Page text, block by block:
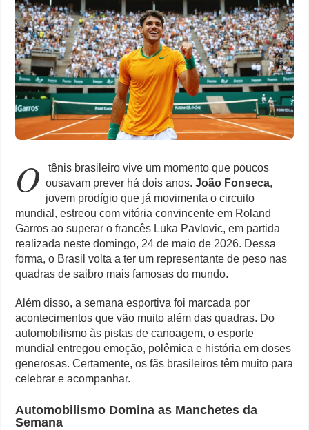
O Que Está Por Trás do Escândalo de R$ 308 Mi em MT?
Como Resolver a Crise Diplomática Que Lula e Trump Aprofundam
Especialistas Revelam os Riscos dos Ventos de 76 km/h no Rio
Copom e Itaú Dominam Hoje as Apostas do Mercado Financeiro
Rival
Francês
e
Brilha
em
Roland
Garros
O
tênis brasileiro vive um momento que poucos
ousavam prever há dois anos.João Fonseca,
jovem prodígio que já movimenta o circuito
mundial, estreou com vitória convincente em Roland
Garros ao superar o francês Luka Pavlovic, em partida
realizada neste domingo, 24 de maio de 2026. Dessa
forma, o Brasil volta a ter um representante de peso nas
quadras de saibro mais famosas do mundo.
Além disso, a semana esportiva foi marcada por
acontecimentos que vão muito além das quadras. Do
automobilismo às pistas de canoagem, o esporte
mundial entregou emoção, polêmica e história em doses
generosas. Certamente, os fãs brasileiros têm muito para
celebrar e acompanhar.
Automobilismo Domina as Manchetes da
Semana